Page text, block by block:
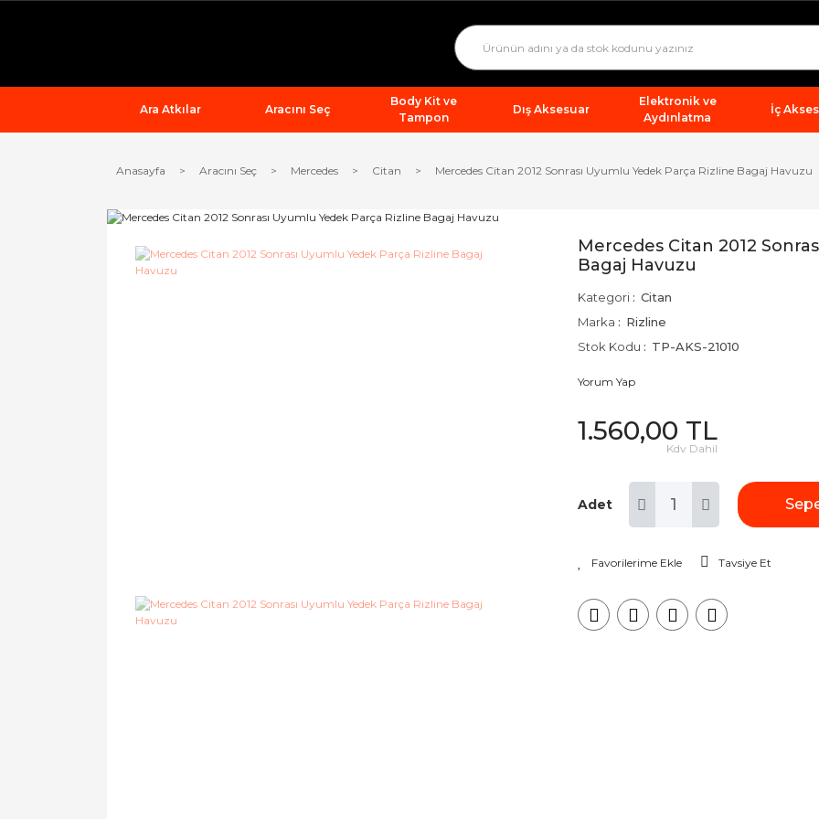
Ara Atkılar Aracını Seç
Body Kit ve
Tampon
Dış Aksesuar
Elektronik ve
Aydınlatma
İç
Anasayfa Aracını Seç Mercedes Citan Mercedes Citan 2012 Sonrası Uyumlu Yedek Parça Rizline Bagaj Havuzu
Mercedes Citan 2012
Bagaj Havuzu
Kategori
Citan
Marka
Rizline
Stok Kodu
TP-AKS-21010
Yorum Yap
1.560,00 TL
Kdv Dahil
Adet
Tavsiye Et